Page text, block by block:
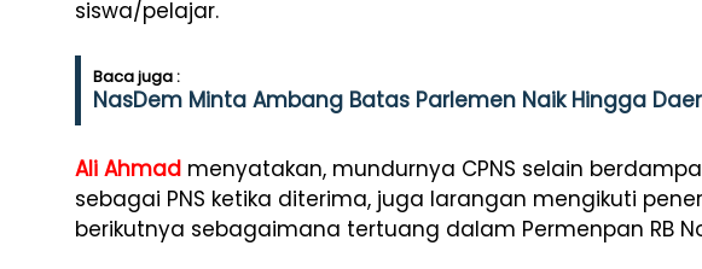
siswa/pelajar.
Baca juga :
NasDem Minta Ambang Batas Parlemen Naik Hingga
Ali Ahmad menyatakan, mundurnya CPNS selain
sebagai PNS ketika diterima, juga larangan mengikuti
berikutnya sebagaimana tertuang dalam Permenpan RB